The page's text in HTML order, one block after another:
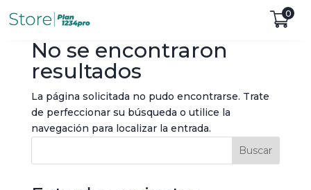
0
No se encontraron
resultados
La página solicitada no pudo encontrarse. Trate
de perfeccionar su búsqueda o utilice la
navegación para localizar la entrada.
Buscar